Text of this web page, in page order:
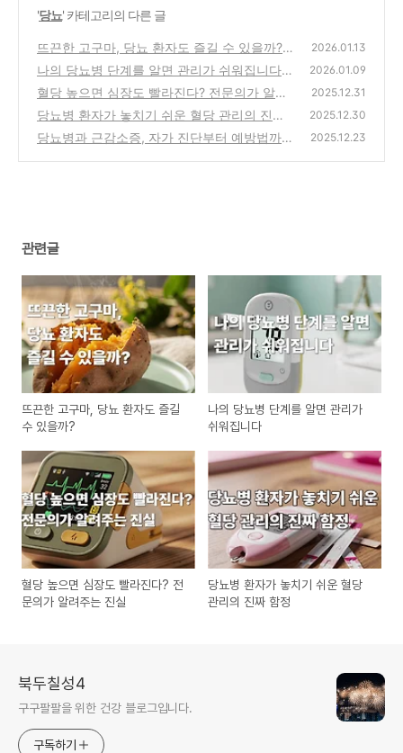
'당뇨' 카테고리의 다른 글
뜨끈한 고구마, 당뇨 환자도 즐길 수 있을까?
(0)
2026.01.13
나의 당뇨병 단계를 알면 관리가 쉬워집니다
(0)
2026.01.09
혈당 높으면 심장도 빨라진다? 전문의가 알려
주는 진실
(0)
2025.12.31
당뇨병 환자가 놓치기 쉬운 혈당 관리의 진짜
함정
(0)
2025.12.30
당뇨병과 근감소증, 자가 진단부터 예방법까지 2025.12.23
관련글
뜨끈한 고구마, 당뇨 환자도 즐길
수 있을까?
나의 당뇨병 단계를 알면 관리가
쉬워집니다
혈당 높으면 심장도 빨라진다? 전
문의가 알려주는 진실
당뇨병 환자가 놓치기 쉬운 혈당
관리의 진짜 함정
북두칠성4
구구팔팔을 위한 건강 블로그입니다.
구독하기